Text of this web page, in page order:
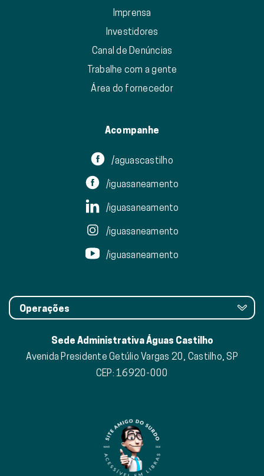
Imprensa
Investidores
Canal de Denúncias
Trabalhe com a gente
Área do fornecedor
Acompanhe
/aguascastilho
/iguasaneamento
/iguasaneamento
/iguasaneamento
/iguasaneamento
Operações
Sede Administrativa Águas Castilho
Avenida Presidente Getúlio Vargas 20, Castilho, SP
CEP: 16920-000